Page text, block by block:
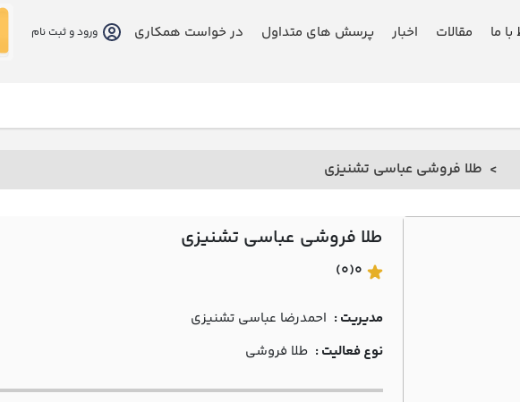
با ما مقالات اخبار پرسش های متداول در خواست همکاری ورود و ثبت نام
طلا فروشی عباسي تشنيزي
طلا فروشی عباسي تشنيزي
0
(0)
مدیریت : احمدرضا عباسي تشنيزي
نوع فعالیت : طلا فروشی